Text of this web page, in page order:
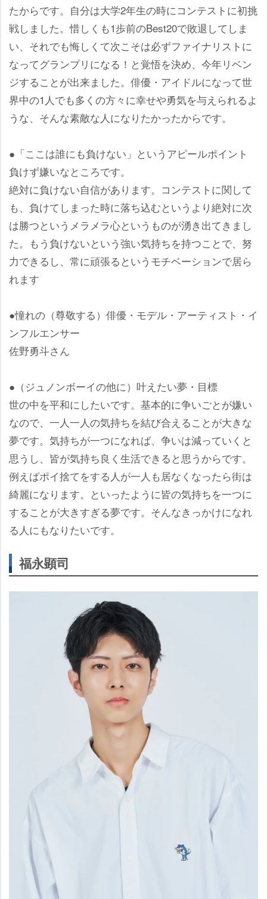
たからです。自分は大学2年生の時にコンテストに初挑
戦しました。惜しくも1歩前のBest20で敗退してしま
い、それでも悔しくて次こそは必ずファイナリストに
なってグランプリになる！と覚悟を決め、今年リベン
ジすることが出来ました。俳優・アイドルになって世
界中の1人でも多くの方々に幸せや勇気を与えられるよ
うな、そんな素敵な人になりたかったからです。
●「ここは誰にも負けない」というアピールポイント
負けず嫌いなところです。
絶対に負けない自信があります。コンテストに関して
も、負けてしまった時に落ち込むというより絶対に次
は勝つというメラメラ心というものが湧き出てきまし
た。もう負けないという強い気持ちを持つことで、努
力できるし、常に頑張るというモチベーションで居ら
れます
●憧れの（尊敬する）俳優・モデル・アーティスト・イ
ンフルエンサー
佐野勇斗さん
●（ジュノンボーイの他に）叶えたい夢・目標
世の中を平和にしたいです。基本的に争いごとが嫌い
なので、一人一人の気持ちを結び合えることが大きな
夢です。気持ちが一つになれば、争いは減っていくと
思うし、皆が気持ち良く生活できると思うからです。
例えばポイ捨てをする人が一人も居なくなったら街は
綺麗になります。といったように皆の気持ちを一つに
することが大きすぎる夢です。そんなきっかけになれ
る人にもなりたいです。
福永顕司